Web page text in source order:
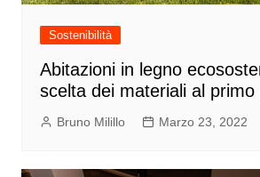
Sostenibilità
Abitazioni in legno
scelta dei materiali al primo
Bruno Milillo Marzo 23, 2022